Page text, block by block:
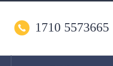
1710 5573665